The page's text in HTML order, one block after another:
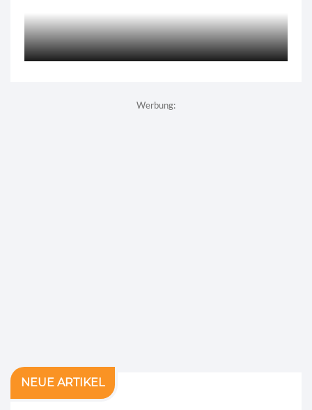
Werbung:
NEUE ARTIKEL